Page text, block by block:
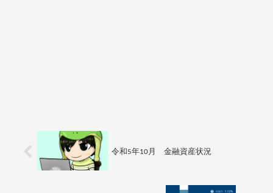
令和5年10月 金融資産状況